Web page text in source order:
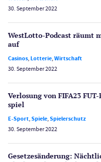
30. September 2022
WestLotto-Podcast räumt
auf
Casinos,Lotterie,Wirtschaft
30. September 2022
Verlosung von FIFA23
spiel
E-Sport,Spiele,Spielerschutz
30. September 2022
Gesetzes­änderung: